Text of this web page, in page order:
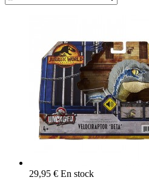
29,95 € En stock